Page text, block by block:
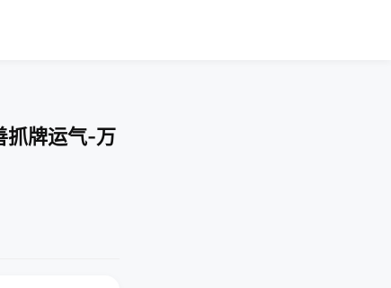
抓牌运气-万